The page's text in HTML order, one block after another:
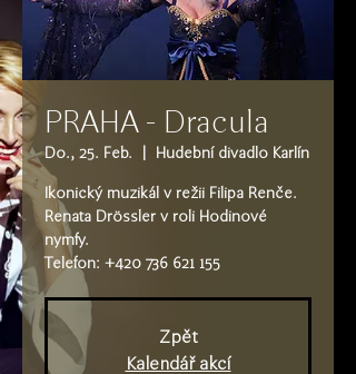
PRAHA - Dracula
Do., 25. Feb. Hudební divadlo Karlín
Ikonický muzikál v režii Filipa Renče.
Renata Drössler v roli Hodinové
nymfy.
Telefon: +420 736 621 155
Zpět
Kalendář akcí